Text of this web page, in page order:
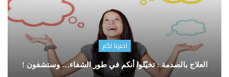
اخترنا لكم
العلاج بالصدمة : تخيّلوا أنكم في طور الشفاء… وستشفون !